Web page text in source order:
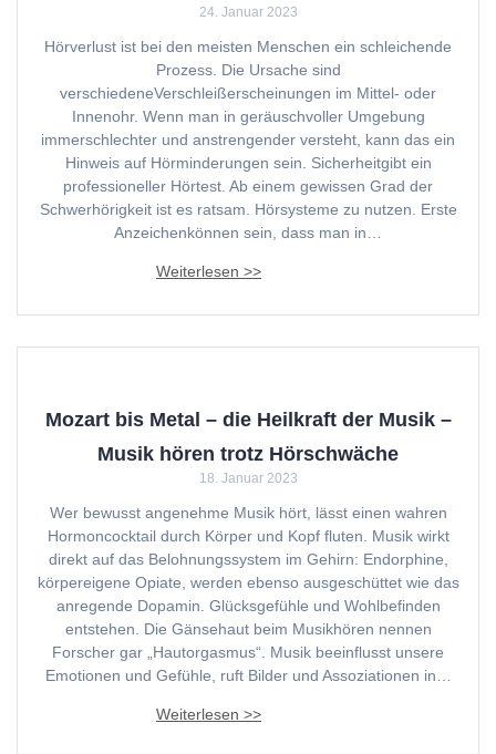
24. Januar 2023
Hörverlust ist bei den meisten Menschen ein schleichende
Prozess. Die Ursache sind
verschiedeneVerschleißerscheinungen im Mittel- oder
Innenohr. Wenn man in geräuschvoller Umgebung
immerschlechter und anstrengender versteht, kann das ein
Hinweis auf Hörminderungen sein. Sicherheitgibt ein
professioneller Hörtest. Ab einem gewissen Grad der
Schwerhörigkeit ist es ratsam. Hörsysteme zu nutzen. Erste
Anzeichenkönnen sein, dass man in…
Mozart bis Metal – die Heilkraft der Musik –
Musik hören trotz Hörschwäche
18. Januar 2023
Wer bewusst angenehme Musik hört, lässt einen wahren
Hormoncocktail durch Körper und Kopf fluten. Musik wirkt
direkt auf das Belohnungssystem im Gehirn: Endorphine,
körpereigene Opiate, werden ebenso ausgeschüttet wie das
anregende Dopamin. Glücksgefühle und Wohlbefinden
entstehen. Die Gänsehaut beim Musikhören nennen
Forscher gar „Hautorgasmus“. Musik beeinflusst unsere
Emotionen und Gefühle, ruft Bilder und Assoziationen in…